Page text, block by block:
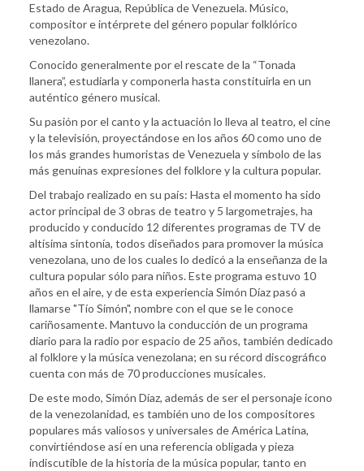
Estado de Aragua, República de Venezuela. Músico,
compositor e intérprete del género popular folklórico
venezolano.
Conocido generalmente por el rescate de la “Tonada
llanera”, estudiarla y componerla hasta constituirla en un
auténtico género musical.
Su pasión por el canto y la actuación lo lleva al teatro, el cine
y la televisión, proyectándose en los años 60 como uno de
los más grandes humoristas de Venezuela y símbolo de las
más genuinas expresiones del folklore y la cultura popular.
Del trabajo realizado en su país: Hasta el momento ha sido
actor principal de 3 obras de teatro y 5 largometrajes, ha
producido y conducido 12 diferentes programas de TV de
altísima sintonía, todos diseñados para promover la música
venezolana, uno de los cuales lo dedicó a la enseñanza de la
cultura popular sólo para niños. Este programa estuvo 10
años en el aire, y de esta experiencia Simón Díaz pasó a
llamarse "Tío Simón", nombre con el que se le conoce
cariñosamente. Mantuvo la conducción de un programa
diario para la radio por espacio de 25 años, también dedicado
al folklore y la música venezolana; en su récord discográfico
cuenta con más de 70 producciones musicales.
De este modo, Simón Díaz, además de ser el personaje icono
de la venezolanidad, es también uno de los compositores
populares más valiosos y universales de América Latina,
convirtiéndose así en una referencia obligada y pieza
indiscutible de la historia de la música popular, tanto en